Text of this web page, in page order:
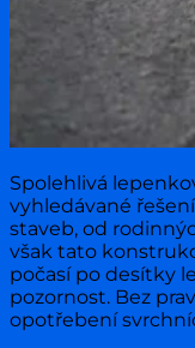
Spolehlivá
vyhledávané
staveb, od
však tato
počasí po desítky
pozornost. Bez
opotřebení